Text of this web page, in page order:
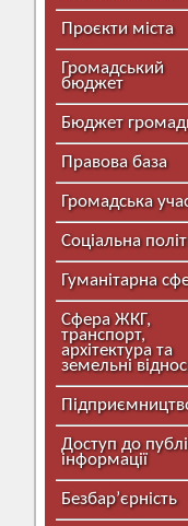
Проєкти міста
Громадський
бюджет
Бюджет
Правова база
Громадська
Соціальна
Гуманітарна
Сфера ЖКГ,
транспорт,
архітектура та
земельні
Доступ до
інформації
Безбар’єрність